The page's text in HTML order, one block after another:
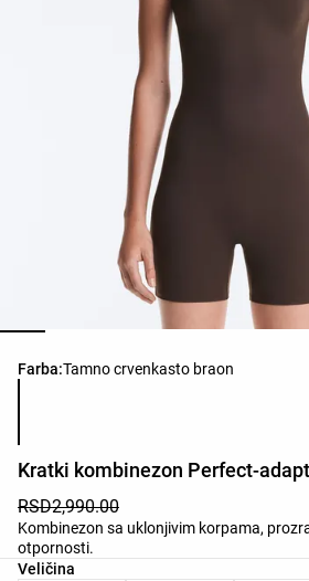
Farba:Tamno crvenkasto braon
Списак боја производа
Kratki kombinezon Perfect-
RSD2,990.00
Kombinezon sa uklonjivim korpama,
otpornosti.
Veličina
Списак величина производа